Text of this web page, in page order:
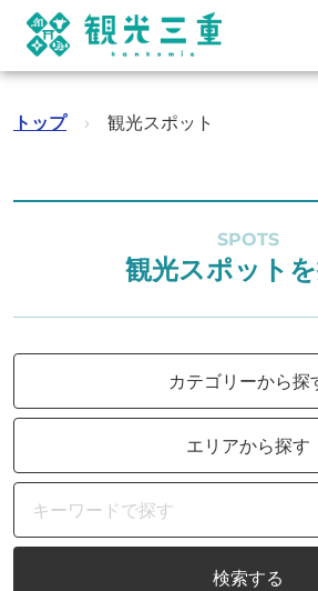
トップ › 観光スポット
SPOTS
観光スポット
カテゴリーから探
エリアから探す
検索する